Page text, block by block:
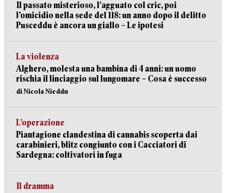
Il passato misterioso, l’agguato col cric, poi
l’omicidio nella sede del 118: un anno dopo il delitto
Pusceddu è ancora un giallo – Le ipotesi
La violenza
Alghero, molesta una bambina di 4 anni: un uomo
rischia il linciaggio sul lungomare – Cosa è successo
di Nicola Nieddu
L’operazione
Piantagione clandestina di cannabis scoperta dai
carabinieri, blitz congiunto con i Cacciatori di
Sardegna: coltivatori in fuga
Il dramma